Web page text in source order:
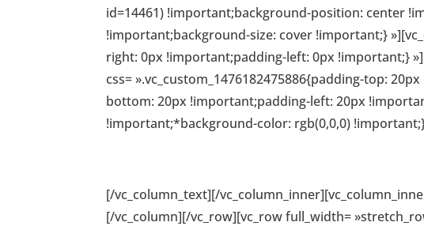
id=14461) !important;background-position: center
!important;background-size: cover !important;}
right: 0px !important;padding-left: 0px !important;}
css= ».vc_custom_1476182475886{padding-top:
bottom: 20px !important;padding-left: 20px
!important;*background-color: rgb(0,0,0)
[/vc_column_text][/
[/vc_column][/vc_row][vc_row full_width=